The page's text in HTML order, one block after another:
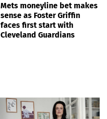
Mets moneyline bet makes
sense as Foster Griffin
faces first start with
Cleveland Guardians